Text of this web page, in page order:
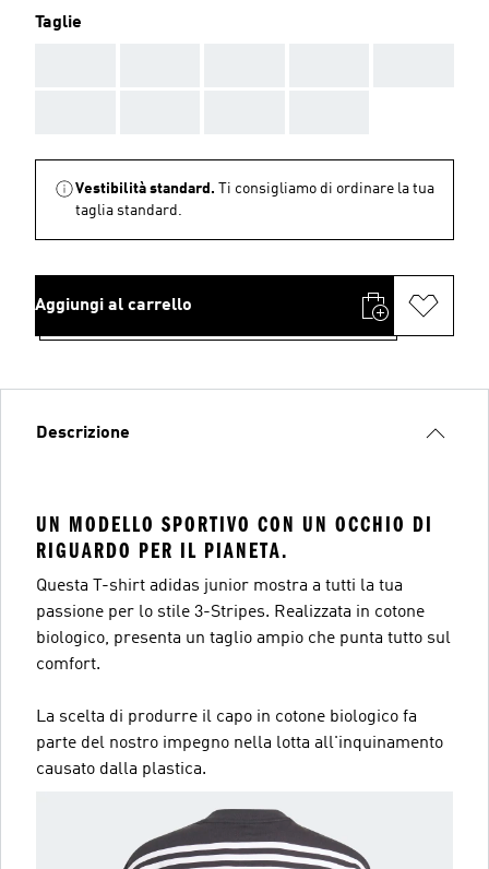
Taglie
Vestibilità standard.
Ti consigliamo di ordinare la tua
taglia standard.
Aggiungi al carrello
Descrizione
UN MODELLO SPORTIVO CON UN OCCHIO DI
RIGUARDO PER IL PIANETA.
Questa T-shirt adidas junior mostra a tutti la tua
passione per lo stile 3-Stripes. Realizzata in cotone
biologico, presenta un taglio ampio che punta tutto sul
comfort.
La scelta di produrre il capo in cotone biologico fa
parte del nostro impegno nella lotta all'inquinamento
causato dalla plastica.